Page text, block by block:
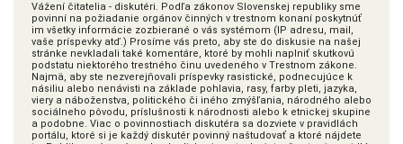
Vážení čitatelia - diskutéri. Podľa zákonov Slovenskej republiky sme
povinní na požiadanie orgánov činných v trestnom konaní poskytnúť
im všetky informácie zozbierané o vás systémom (IP adresu, mail,
vaše príspevky atď.) Prosíme vás preto, aby ste do diskusie na našej
stránke nevkladali také komentáre, ktoré by mohli naplniť skutkovú
podstatu niektorého trestného činu uvedeného v Trestnom zákone.
Najmä, aby ste nezverejňovali príspevky rasistické, podnecujúce k
násiliu alebo nenávisti na základe pohlavia, rasy, farby pleti, jazyka,
viery a náboženstva, politického či iného zmýšľania, národného alebo
sociálneho pôvodu, príslušnosti k národnosti alebo k etnickej skupine
a podobne. Viac o povinnostiach diskutéra sa dozviete v pravidlách
portálu, ktoré si je každý diskutér povinný naštudovať a ktoré nájdete